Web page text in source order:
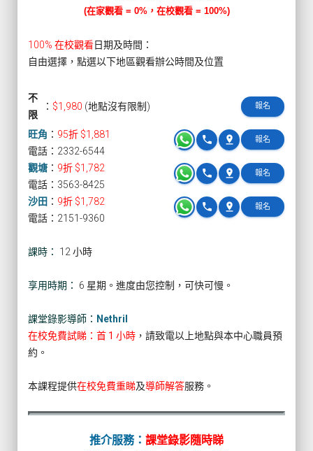
(在家觀看 = 0%，在校觀看 = 100%)
100% 在校觀看日期及時間：
自由選擇，點選以下地區觀看辦公時間及位置
不
限
： $1,980 (地點沒有限制) 報名
旺角 ： 95折 $1,881 報名
pin_drop
phone
電話：2332-6544
觀塘 ： 9折 $1,782 報名
pin_drop
phone
電話：3563-8425
沙田 ： 9折 $1,782 報名
pin_drop
phone
電話：2151-9360
課時： 12 小時
享用時期： 6 星期。進度由您控制，可快可慢。
課堂錄影導師： Nethril
在校免費試睇：首 1 小時 ，請致電以上地點與本中心職員預
約。
本課程提供在校免費重睇及導師解答服務。
推介服務： 課堂錄影隨時睇